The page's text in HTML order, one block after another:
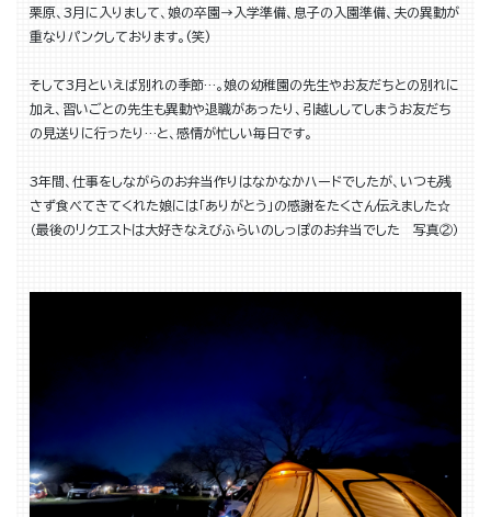
栗原、3月に入りまして、娘の卒園→入学準備、息子の入園準備、夫の異動が
重なりパンクしております。(笑)
そして3月といえば別れの季節…。娘の幼稚園の先生やお友だちとの別れに
加え、習いごとの先生も異動や退職があったり、引越ししてしまうお友だち
の見送りに行ったり…と、感情が忙しい毎日です。
3年間、仕事をしながらのお弁当作りはなかなかハードでしたが、いつも残
さず食べてきてくれた娘には「ありがとう」の感謝をたくさん伝えました☆
（最後のリクエストは大好きなえびふらいのしっぽのお弁当でした 写真②）